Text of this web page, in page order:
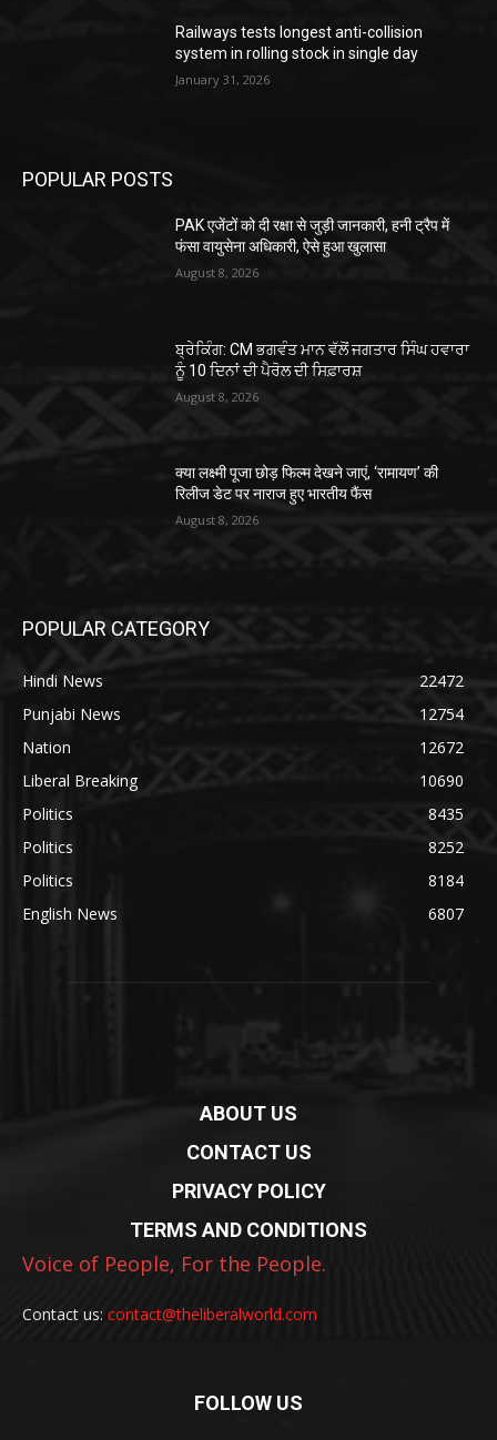
Railways tests longest anti-collision
system in rolling stock in single day
January 31, 2026
POPULAR POSTS
PAK एजेंटों को दी रक्षा से जुड़ी जानकारी, हनी ट्रैप में
फंसा वायुसेना अधिकारी, ऐसे हुआ खुलासा
August 8, 2026
ਬ੍ਰੇਕਿੰਗ: CM ਭਗਵੰਤ ਮਾਨ ਵੱਲੋਂ ਜਗਤਾਰ ਸਿੰਘ ਹਵਾਰਾ
ਨੂੰ 10 ਦਿਨਾਂ ਦੀ ਪੈਰੋਲ ਦੀ ਸਿਫ਼ਾਰਸ਼
August 8, 2026
क्या लक्ष्मी पूजा छोड़ फिल्म देखने जाएं, ‘रामायण’ की
रिलीज डेट पर नाराज हुए भारतीय फैंस
August 8, 2026
POPULAR CATEGORY
Hindi News
22472
Punjabi News
12754
Nation
12672
Liberal Breaking
10690
Politics
8435
Politics
8252
Politics
8184
English News
6807
ABOUT US
CONTACT US
PRIVACY POLICY
TERMS AND CONDITIONS
Voice of People, For the People.
Contact us: contact@theliberalworld.com
FOLLOW US